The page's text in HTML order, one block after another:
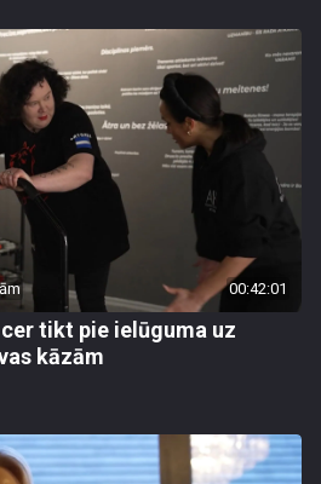
00:42:01
tikt pie ielūguma uz
kāzām